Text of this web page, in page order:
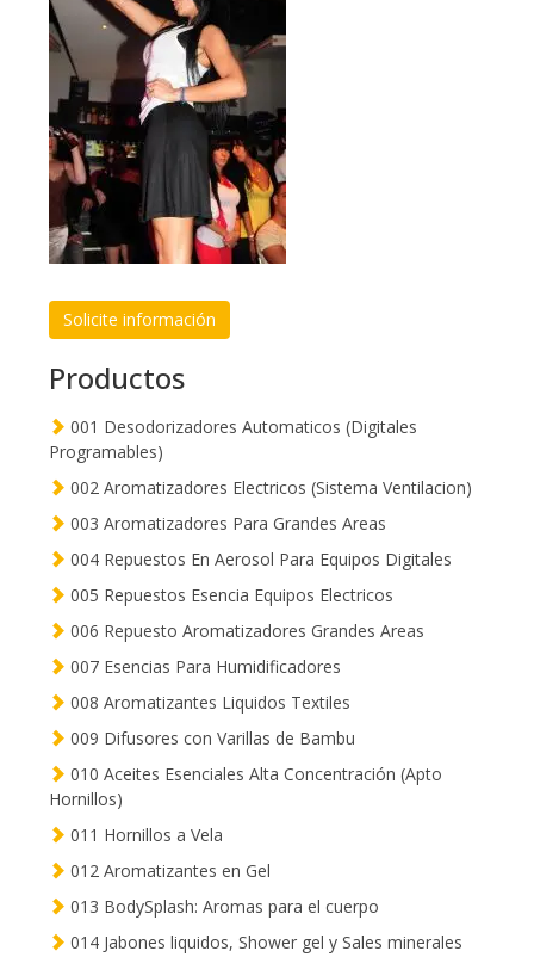
Solicite información
Productos
001 Desodorizadores Automaticos (Digitales
Programables)
002 Aromatizadores Electricos (Sistema Ventilacion)
003 Aromatizadores Para Grandes Areas
004 Repuestos En Aerosol Para Equipos Digitales
005 Repuestos Esencia Equipos Electricos
006 Repuesto Aromatizadores Grandes Areas
007 Esencias Para Humidificadores
008 Aromatizantes Liquidos Textiles
009 Difusores con Varillas de Bambu
010 Aceites Esenciales Alta Concentración (Apto
Hornillos)
011 Hornillos a Vela
012 Aromatizantes en Gel
013 BodySplash: Aromas para el cuerpo
014 Jabones liquidos, Shower gel y Sales minerales